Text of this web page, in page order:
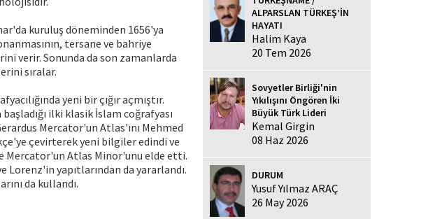
kuruluş döneminden 1656'ya
tersane ve bahriye
verir. Sonunda da son zamanlarda
sıralar.
yeni bir çığır açmıştır.
ilki klasik İslam coğrafyası
Mercator'un Atlas'ını Mehmed
çevirterek yeni bilgiler edindi ve
Mercator'un Atlas Minor'unu elde etti.
Lorenz'in yapıtlarından da yararlandı.
da kullandı.
ALPARSLAN TÜRKEŞ’İN
HAYATI
Halim Kaya
20 Tem 2026
Sovyetler Birliği'nin
Yıkılışını Öngören İki
Büyük Türk Lideri
Kemal Girgin
08 Haz 2026
DURUM
Yusuf Yılmaz ARAÇ
26 May 2026